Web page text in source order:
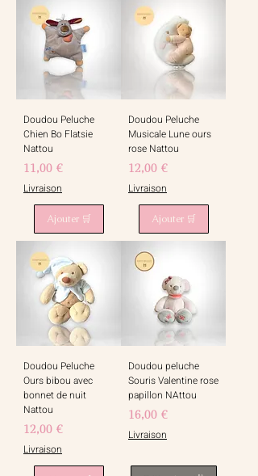
Doudou Peluche
Chien Bo Flatsie
Nattou
Prix
11,00 €
Livraison
Ajouter 🛒
Doudou Peluche
Musicale Lune ours
rose Nattou
Prix
12,00 €
Livraison
Ajouter 🛒
Doudou Peluche
Ours bibou avec
bonnet de nuit
Nattou
Prix
12,00 €
Livraison
Doudou peluche
Souris Valentine rose
papillon NAttou
Prix
16,00 €
Livraison